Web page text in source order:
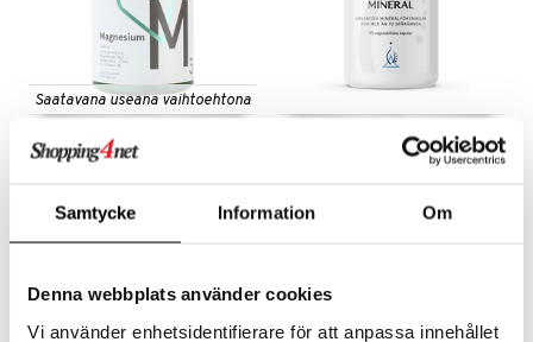
Samtycke Information Om
Denna webbplats använder cookies
Vi använder enhetsidentifierare för att anpassa innehållet
Saatavana useana vaihtoehtona
M3 Holistic MultiMineral